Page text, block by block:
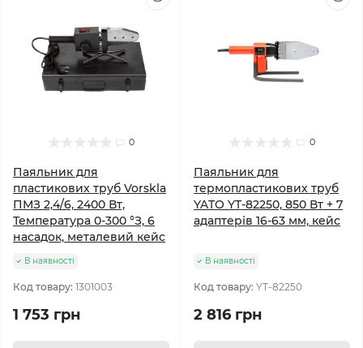
0
Паяльник для
пластикових труб Vorskla
ПМЗ 2,4/6, 2400 Вт,
Температура 0-300 °З, 6
насадок, металевий кейс
В наявності
Код товару: 1301003
1 753 грн
0
Паяльник для
термопластикових труб
YATO YT-82250, 850 Вт + 7
адаптерів 16-63 мм, кейс
В наявності
Код товару: YT-82250
2 816 грн